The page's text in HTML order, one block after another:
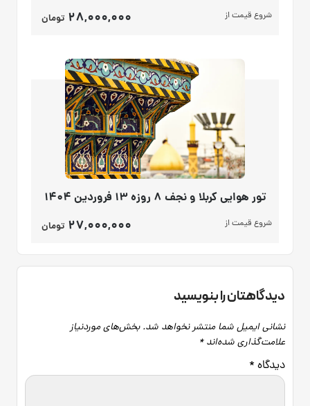
شروع قیمت از 28,000,000 تومان
تور هوایی کربلا و نجف 8 روزه 13 فروردین 1404
شروع قیمت از 27,000,000 تومان
دیدگاهتان را بنویسید
نشانی ایمیل شما منتشر نخواهد شد. بخش‌های موردنیاز
علامت‌گذاری شده‌اند*
دیدگاه *